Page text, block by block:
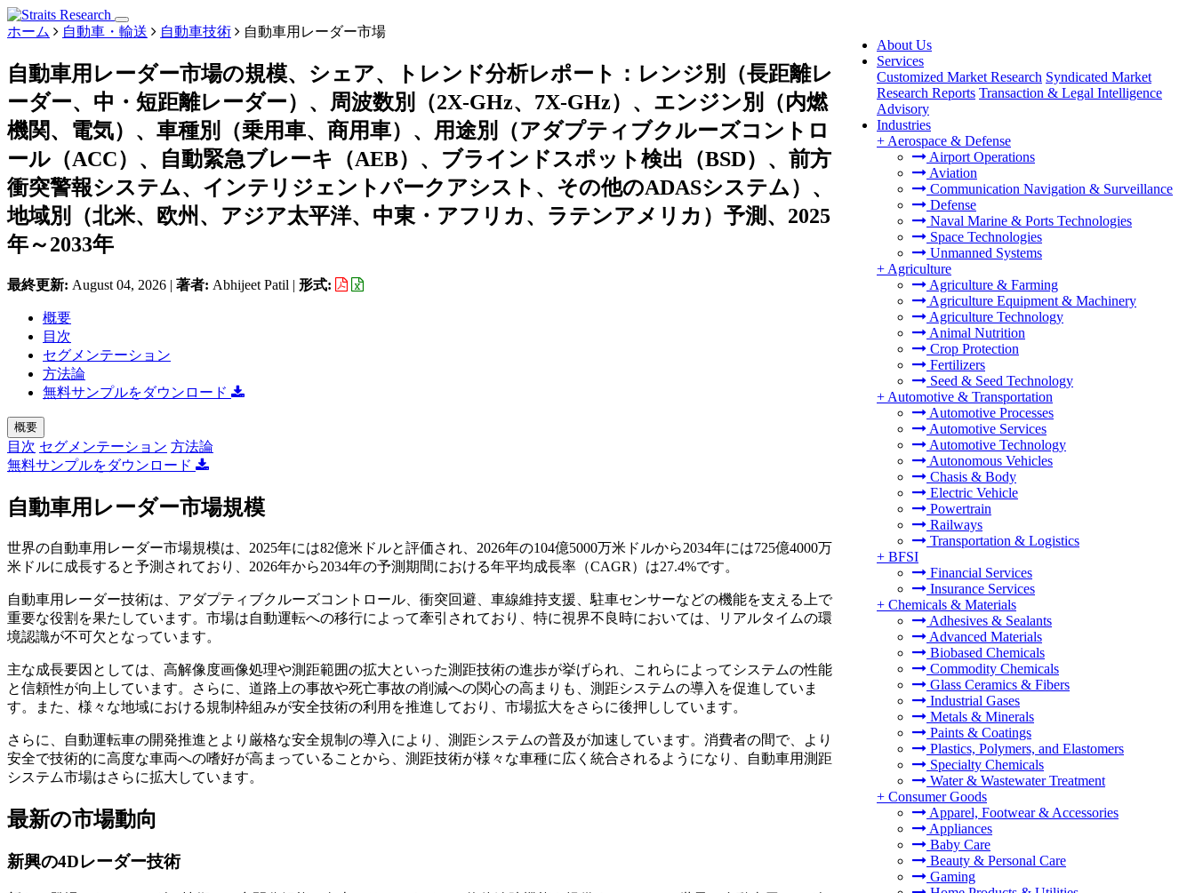
About Us
Services
Customized Market Research Syndicated Market
Research Reports Transaction & Legal Intelligence
Advisory
Industries
+ Aerospace & Defense
Airport Operations
Aviation
Communication Navigation & Surveillance
Defense
Naval Marine & Ports Technologies
Space Technologies
Unmanned Systems
+ Agriculture
Agriculture & Farming
Agriculture Equipment & Machinery
Agriculture Technology
Animal Nutrition
Crop Protection
Fertilizers
Seed & Seed Technology
+ Automotive & Transportation
Automotive Processes
Automotive Services
Automotive Technology
Autonomous Vehicles
Chasis & Body
Electric Vehicle
Powertrain
Railways
Transportation & Logistics
+ BFSI
Financial Services
Insurance Services
+ Chemicals & Materials
Adhesives & Sealants
Advanced Materials
Biobased Chemicals
Commodity Chemicals
Glass Ceramics & Fibers
Industrial Gases
Metals & Minerals
Paints & Coatings
Plastics, Polymers, and Elastomers
Specialty Chemicals
Water & Wastewater Treatment
+ Consumer Goods
Apparel, Footwear & Accessories
Appliances
Baby Care
Beauty & Personal Care
Gaming
ホーム 自動車・輸送 自動車技術 自動車用レーダー市場
自動車用レーダー市場の規模、シェア、トレンド分析レポート：レンジ別（長距離レ
ーダー、中・短距離レーダー）、周波数別（2X-GHz、7X-GHz）、エンジン別（内燃
機関、電気）、車種別（乗用車、商用車）、用途別（アダプティブクルーズコントロ
ール（ACC）、自動緊急ブレーキ（AEB）、ブラインドスポット検出（BSD）、前方
衝突警報システム、インテリジェントパークアシスト、その他のADASシステム）、
地域別（北米、欧州、アジア太平洋、中東・アフリカ、ラテンアメリカ）予測、2025
年～2033年
最終更新: August 04, 2026 | 著者: Abhijeet Patil | 形式:
概要
目次
セグメンテーション
方法論
無料サンプルをダウンロード
概要
目次 セグメンテーション 方法論
無料サンプルをダウンロード
自動車用レーダー市場規模
世界の自動車用レーダー市場規模は、2025年には82億米ドルと評価され、2026年の104億5000万米ドルから2034年には725億4000万
米ドルに成長すると予測されており、2026年から2034年の予測期間における年平均成長率（CAGR）は27.4%です。
自動車用レーダー技術は、アダプティブクルーズコントロール、衝突回避、車線維持支援、駐車センサーなどの機能を支える上で
重要な役割を果たしています。市場は自動運転への移行によって牽引されており、特に視界不良時においては、リアルタイムの環
境認識が不可欠となっています。
主な成長要因としては、高解像度画像処理や測距範囲の拡大といった測距技術の進歩が挙げられ、これらによってシステムの性能
と信頼性が向上しています。さらに、道路上の事故や死亡事故の削減への関心の高まりも、測距システムの導入を促進していま
す。また、様々な地域における規制枠組みが安全技術の利用を推進しており、市場拡大をさらに後押ししています。
さらに、自動運転車の開発推進とより厳格な安全規制の導入により、測距システムの普及が加速しています。消費者の間で、より
安全で技術的に高度な車両への嗜好が高まっていることから、測距技術が様々な車種に広く統合されるようになり、自動車用測距
システム市場はさらに拡大しています。
最新の市場動向
新興の4Dレーダー技術